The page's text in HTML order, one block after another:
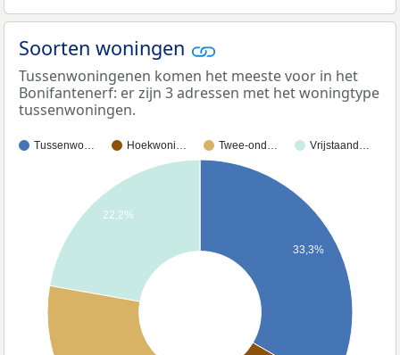
Soorten woningen
Tussenwoningenen komen het meeste voor in het
Bonifantenerf: er zijn 3 adressen met het woningtype
tussenwoningen.
Tussenwo… Hoekwoni… Twee-ond… Vrijstaand…
33,3%
22,2%